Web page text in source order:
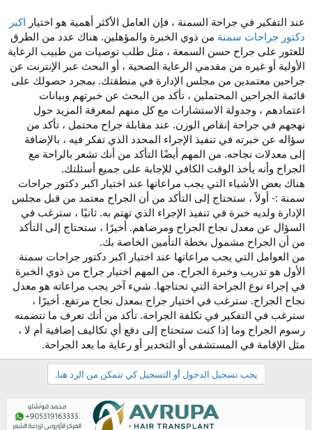
عند التفكير في جراحة السمنة ، فإن العامل الأكثر أهمية هو اختيار اكبر
دكتور جراحات سمنة من ذوي الخبرة والمؤهلين. هناك عدد من الطرق
للعثور على جراح حسن السمعة ، مثل طلب توصيات من طبيب الرعاية
الأولية أو غيره من مقدمي الرعاية الصحية ، أو البحث عبر الإنترنت عن
جراحين معتمدين من مجلس الإدارة في منطقتك. بمجرد حصولك على
قائمة الجراحين المحتملين ، تأكد من البحث عن خبرتهم وبيانات
اعتمادهم ، وجدولة الاستشارات مع كل منهم لمعرفة المزيد حول
نهجهم في جراحة إنقاص الوزن. عند مقابلة جراح محتمل ، تأكد من
سؤاله عن خبرته في تنفيذ الإجراء المحدد الذي تفكر فيه ، بالإضافة
إلى معدلات نجاحه. من المهم أيضًا التأكد من أنك تشعر بالراحة مع
الجراح وأنه يأخذ الوقت الكافي للإجابة على جميع أسئلتك.
هناك بعض الأشياء التي يجب مراعاتها عند اختيار اكبر دكتور جراحات
سمنة :- أولاً ، ستحتاج إلى التأكد من أن الجراح معتمد من قبل مجلس
الإدارة ولديه خبرة في تنفيذ الإجراء الذي تهتم به. ثانيًا ، سترغب في
السؤال عن معدل نجاح الجراح ومرضاهم. أخيرًا ، ستحتاج إلى التأكد
من أن الجراح مشمول بخطة التأمين الخاصة بك.
من العوامل التي يجب مراعاتها عند اختيار اكبر دكتور جراحات سمنة
الأول هو تدريب وخبرة الجراح. من المهم اختيار جراح من ذوي الخبرة
في إجراء نوع الجراحة التي تحتاجها. شيء آخر يجب مراعاته هو معدل
نجاح الجراح. سترغب في اختيار جراح بمعدل نجاح مرتفع. أخيرًا ،
سترغب في التفكير في تكلفة الجراحة. تأكد من أنك تعرف ما تتضمنه
رسوم الجراح وما إذا كنت ستحتاج إلى دفع أي تكاليف إضافية أم لا ،
مثل الإقامة في المستشفى أو التخدير أو رعاية ما بعد الجراحة.
يجب تسجيل الدخول أو التسجيل كي تتمكن من الرد هنا.